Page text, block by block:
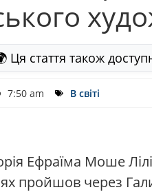
Ця стаття також
7:50 am В світі
Ефраїма Моше
пройшов через